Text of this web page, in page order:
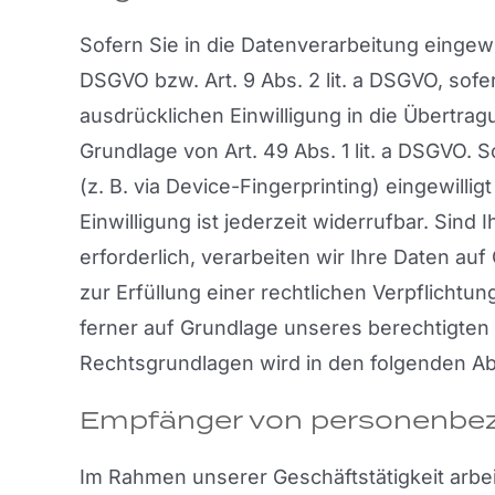
Sofern Sie in die Datenverarbeitung
DSGVO bzw. Art. 9 Abs. 2 lit. a DSGVO,
ausdrücklichen Einwilligung in die
Grundlage von Art. 49 Abs. 1 lit. a
(z. B. via Device-Fingerprinting)
Einwilligung ist jederzeit widerrufbar. Sind
erforderlich, verarbeiten wir Ihre Daten auf
zur Erfüllung einer rechtlichen
ferner auf Grundlage unseres berechtigten
Rechtsgrundlagen wird in den folgenden
Empfänger von
Im Rahmen unserer Geschäftstätigkeit